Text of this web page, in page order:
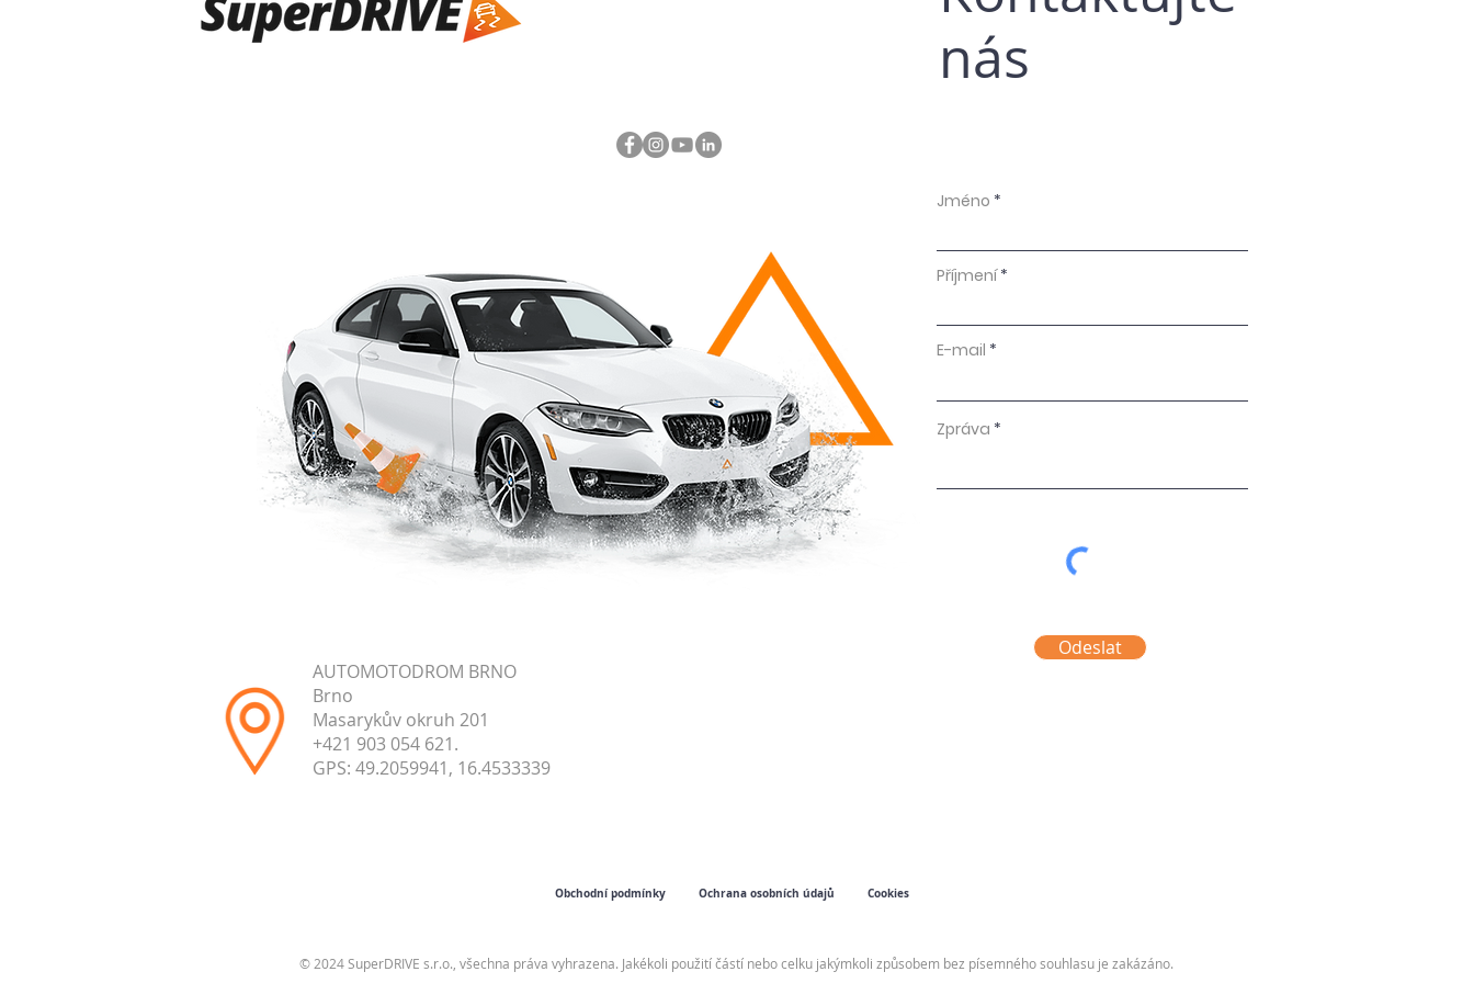
nás
AUTOMOTODROM BRNO
Brno
Masarykův okruh 201
+421 903 054 621.
GPS: 49.2059941, 16.4533339
Jméno
Příjmení
E-mail
Zpráva
Odeslat
Obchodní podmínky Ochrana osobních údajů Cookies
© 2024 SuperDRIVE s.r.o., všechna práva vyhrazena. Jakékoli použití částí nebo celku jakýmkoli způsobem bez písemného souhlasu je zakázáno.